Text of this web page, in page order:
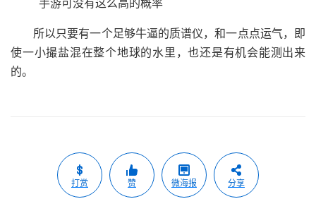
手游可没有这么高的概率
所以只要有一个足够牛逼的质谱仪，和一点点运气，即
使一小撮盐混在整个地球的水里，也还是有机会能测出来
的。
打赏 赞 微海报 分享